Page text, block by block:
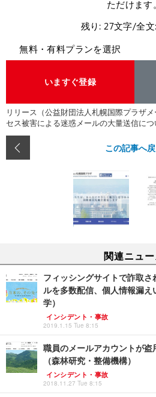
ただけます。
残り: 27文字/全
無料・有料プランを選択
いますぐ登録
リリース（公益財団法人札幌国際プラザ
セス被害による迷惑メールの大量送信につ
この記事へ
関連ニュー
フィッシングサイトで詐取
ルを多数配信、個人情報漏
学）
インシデント・事故
2019.1.15 Tue 8:15
職員のメールアカウントが
（森林研究・整備機構）
インシデント・事故
2018.11.27 Tue 8:15